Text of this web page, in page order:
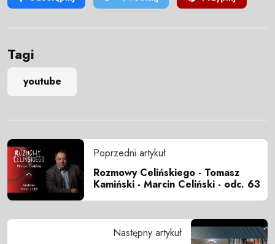
Tagi
youtube
Poprzedni artykuł
Rozmowy Celińskiego - Tomasz
Kamiński - Marcin Celiński - odc. 63
Następny artykuł